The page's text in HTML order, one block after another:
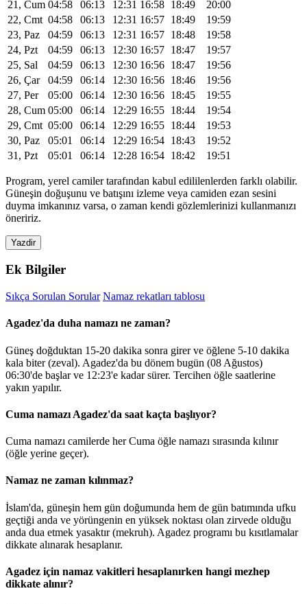
21, Cum 04:58 06:13 12:31 16:58 18:49
20:00
22, Cmt 04:58 06:13 12:31 16:57 18:49
19:59
23, Paz
04:59 06:13 12:31 16:57 18:48
19:58
24, Pzt
04:59 06:13 12:30 16:57 18:47
19:57
25, Sal
04:59 06:13 12:30 16:56 18:47
19:56
26, Çar
04:59 06:14 12:30 16:56 18:46
19:56
27, Per
05:00 06:14 12:30 16:56 18:45
19:55
28, Cum 05:00 06:14 12:29 16:55 18:44
19:54
29, Cmt 05:00 06:14 12:29 16:55 18:44
19:53
30, Paz
05:01 06:14 12:29 16:54 18:43
19:52
31, Pzt
05:01 06:14 12:28 16:54 18:42 19:51
Program, yerel camiler tarafından kabul edililenlerden farklı olabilir.
Güneşin doğuşunu ve batışını izleme veya camiden ezan sesini
duyma imkanınız varsa, o zaman kendi gözlemlerinizi kullanmanızı
öneririz.
Yazdir
Ek Bilgiler
Sıkça Sorulan Sorular Namaz rekatları tablosu
Agadez'da duha namazı ne zaman?
Güneş doğduktan 15-20 dakika sonra girer ve öğlene 5-10 dakika
kala biter (zeval). Agadez'da bu dönem bugün (08 Ağustos)
06:30'de başlar ve 12:23'e kadar sürer. Tercihen öğle saatlerine
yakın yapılır.
Cuma namazı Agadez'da saat kaçta başlıyor?
Cuma namazı camilerde her Cuma öğle namazı sırasında kılınır
(öğle yerine geçer).
Namaz ne zaman kılınmaz?
İslam'da, güneşin hem gün doğumunda hem de gün batımında ufku
geçtiği anda ve yörüngenin en yüksek noktası olan zirvede olduğu
anda dua etmek yasaktır (mekruh). Agadez programı bu kısıtlamalar
dikkate alınarak hesaplanır.
Agadez için namaz vakitleri hesaplanırken hangi mezhep
dikkate alınır?